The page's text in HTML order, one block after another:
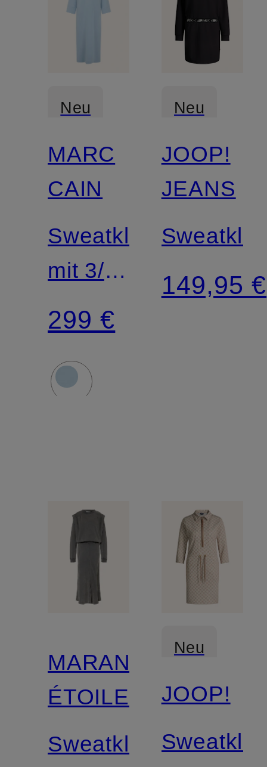
Neu
MARC
CAIN
Sweatkleid
mit 3/4-
Arm
299 €
Neu
JOOP!
JEANS
149,95 €
MARANT
ÉTOILE
Sweatkleid
Neu
JOOP!